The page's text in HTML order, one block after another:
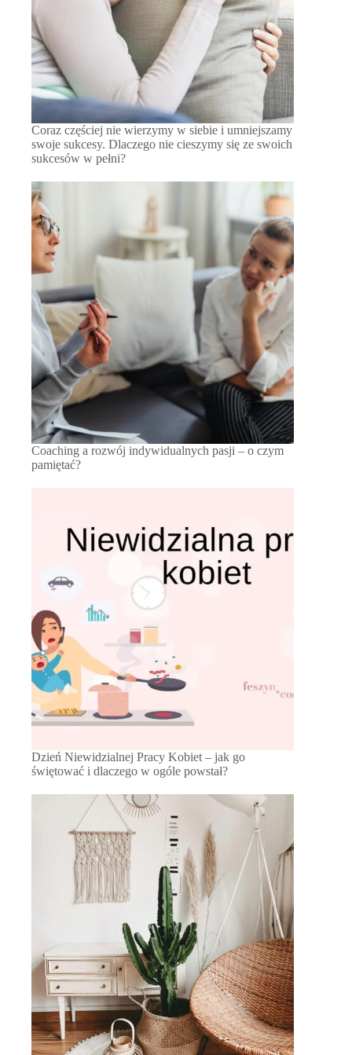
Coraz częściej nie wierzymy w siebie i umniejszamy
swoje sukcesy. Dlaczego nie cieszymy się ze swoich
sukcesów w pełni?
Coaching a rozwój indywidualnych pasji – o czym
pamiętać?
Dzień Niewidzialnej Pracy Kobiet – jak go
świętować i dlaczego w ogóle powstał?